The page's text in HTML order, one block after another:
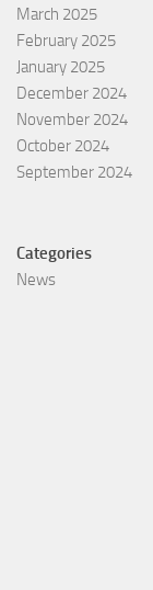
March 2025
February 2025
January 2025
December 2024
November 2024
October 2024
September 2024
Categories
News